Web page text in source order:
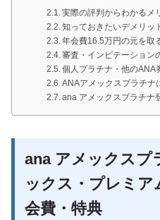
実際の評判からわかるメ
知っておきたいデメリッ
年会費16.5万円の元を取
審査・インビテーション
個人プラチナ・他のANA
ANAアメックスプラチナ
ana アメックスプラチナ
ana アメックスプ
ックス・プレミア
会費・特典